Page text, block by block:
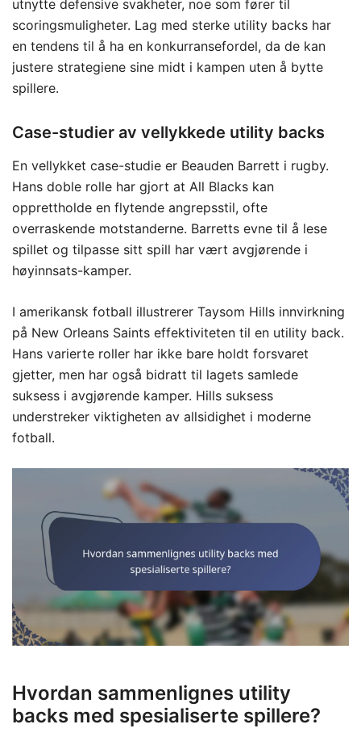
utnytte defensive svakheter, noe som fører til
scoringsmuligheter. Lag med sterke utility backs har
en tendens til å ha en konkurransefordel, da de kan
justere strategiene sine midt i kampen uten å bytte
spillere.
Case-studier av vellykkede utility backs
En vellykket case-studie er Beauden Barrett i rugby.
Hans doble rolle har gjort at All Blacks kan
opprettholde en flytende angrepsstil, ofte
overraskende motstanderne. Barretts evne til å lese
spillet og tilpasse sitt spill har vært avgjørende i
høyinnsats-kamper.
I amerikansk fotball illustrerer Taysom Hills innvirkning
på New Orleans Saints effektiviteten til en utility back.
Hans varierte roller har ikke bare holdt forsvaret
gjetter, men har også bidratt til lagets samlede
suksess i avgjørende kamper. Hills suksess
understreker viktigheten av allsidighet i moderne
fotball.
Hvordan sammenlignes utility
backs med spesialiserte spillere?